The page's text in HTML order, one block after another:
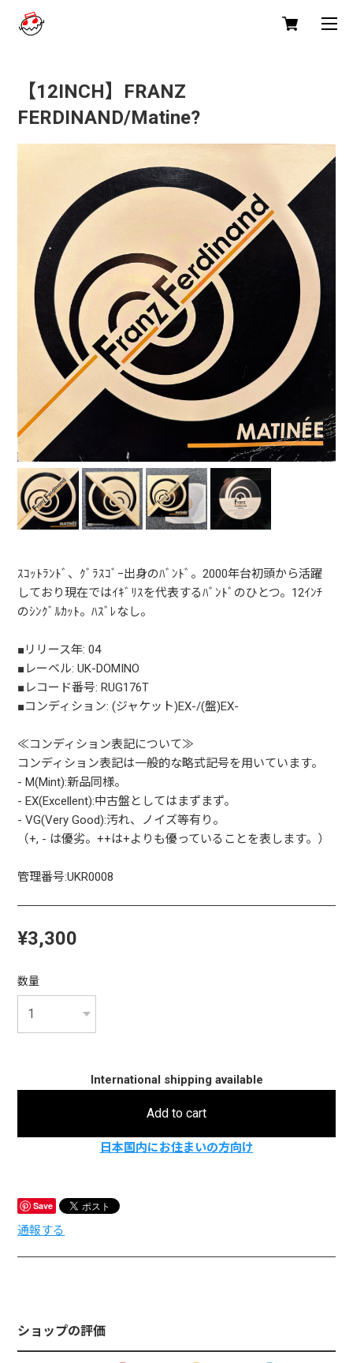
【12INCH】FRANZ
FERDINAND/Matine?
ｽｺｯﾄﾗﾝﾄﾞ、ｸﾞﾗｽｺﾞｰ出身のﾊﾞﾝﾄﾞ。2000年台初頭から活躍
しており現在ではｲｷﾞﾘｽを代表するﾊﾞﾝﾄﾞのひとつ。12ｲﾝﾁ
のｼﾝｸﾞﾙｶｯﾄ。ﾊｽﾞﾚなし。
■リリース年: 04
■レーベル: UK-DOMINO
■レコード番号: RUG176T
■コンディション: (ジャケット)EX-/(盤)EX-
≪コンディション表記について≫
コンディション表記は一般的な略式記号を用いています。
- M(Mint):新品同様。
- EX(Excellent):中古盤としてはまずまず。
- VG(Very Good):汚れ、ノイズ等有り。
（+, - は優劣。++は+よりも優っていることを表します。）
管理番号:UKR0008
¥3,300
数量
International shipping available
Add to cart
日本国内にお住まいの方向け
Save
通報する
ショップの評価